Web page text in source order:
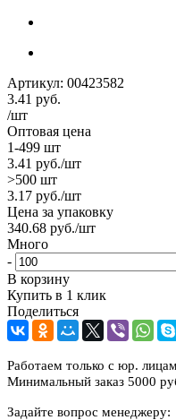
Артикул: 00423582
3.41 руб.
/шт
Оптовая цена
1-499 шт
3.41 руб./шт
>500 шт
3.17 руб./шт
Цена за упаковку
340.68 руб./шт
Много
-
В корзину
Купить в 1 клик
Поделиться
Работаем только с юр.
Минимальный заказ 5000
Задайте вопрос менеджеру: